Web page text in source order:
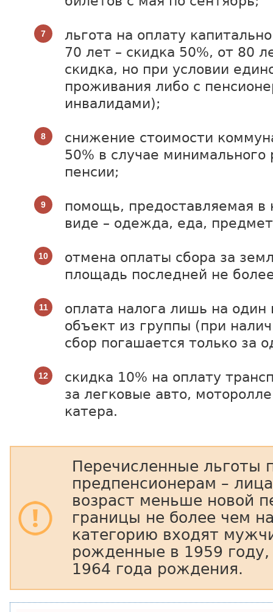
льгота на оплату
70 лет – скидка 50%, от 80
скидка, но при условии
проживания либо с
инвалидами);
снижение стоимости
50% в случае минимального
пенсии;
помощь, предоставляемая в
виде – одежда, еда,
отмена оплаты сбора за
площадь последней не
оплата налога лишь на
объект из группы (при
сбор погашается только за
скидка 10% на оплату
за легковые авто,
катера.
Перечисленные льготы
предпенсионерам –
возраст меньше новой
границы не более чем
категорию входят
рожденные в 1959
1964 года рождения.